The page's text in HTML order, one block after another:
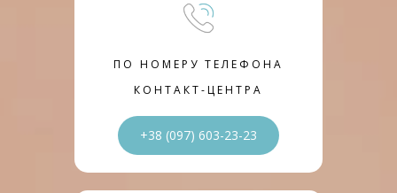
ПО НОМЕРУ ТЕЛЕФОНА
КОНТАКТ-ЦЕНТРА
+38 (097) 603-23-23